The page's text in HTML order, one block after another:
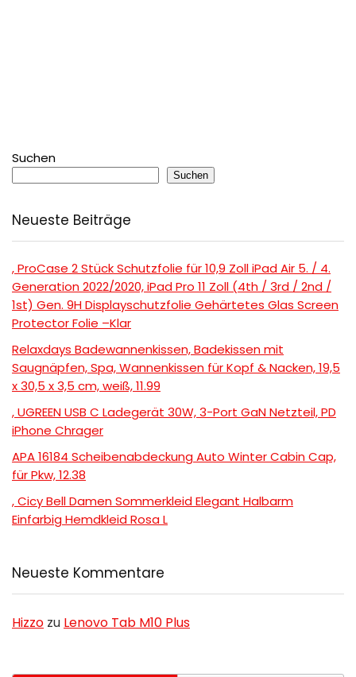
Suchen
Suchen
Neueste Beiträge
, ProCase 2 Stück Schutzfolie für 10,9 Zoll iPad Air 5. / 4.
Generation 2022/2020, iPad Pro 11 Zoll (4th / 3rd / 2nd /
1st) Gen. 9H Displayschutzfolie Gehärtetes Glas Screen
Protector Folie –Klar
Relaxdays Badewannenkissen, Badekissen mit
Saugnäpfen, Spa, Wannenkissen für Kopf & Nacken, 19,5
x 30,5 x 3,5 cm, weiß, 11.99
, UGREEN USB C Ladegerät 30W, 3-Port GaN Netzteil, PD
iPhone Chrager
APA 16184 Scheibenabdeckung Auto Winter Cabin Cap,
für Pkw, 12.38
, Cicy Bell Damen Sommerkleid Elegant Halbarm
Einfarbig Hemdkleid Rosa L
Neueste Kommentare
Hizzo zu Lenovo Tab M10 Plus